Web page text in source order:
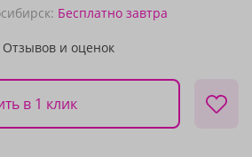
Бесплатно завтра
Отзывов и оценок
в 1 клик